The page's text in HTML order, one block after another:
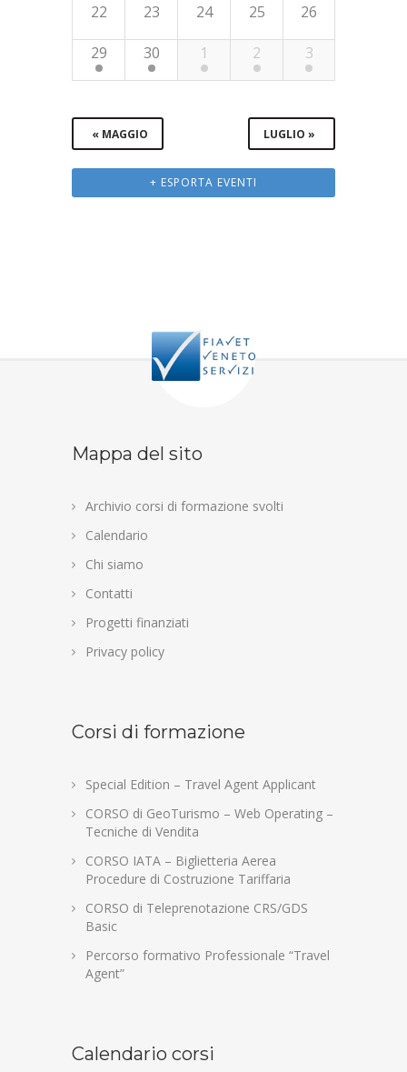
22 23 24 25 26
29 30 1 2 3
« MAGGIO LUGLIO »
+ ESPORTA EVENTI
Mappa del sito
Archivio corsi di formazione svolti
Calendario
Chi siamo
Contatti
Progetti finanziati
Privacy policy
Corsi di formazione
Special Edition – Travel Agent Applicant
CORSO di GeoTurismo – Web Operating –
Tecniche di Vendita
CORSO IATA – Biglietteria Aerea
Procedure di Costruzione Tariffaria
CORSO di Teleprenotazione CRS/GDS
Basic
Percorso formativo Professionale “Travel
Agent”
Calendario corsi